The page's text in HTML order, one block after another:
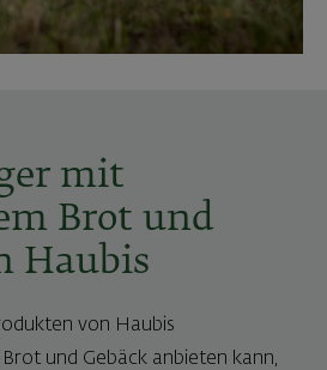
mit
Brot und
Haubis
von Haubis
und Gebäck anbieten kann,